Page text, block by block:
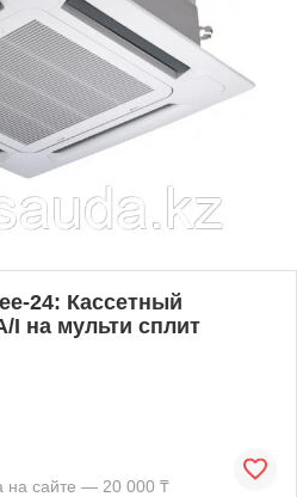
24: Каcсетный
I на мульти сплит
на сайте — 20 000 ₸